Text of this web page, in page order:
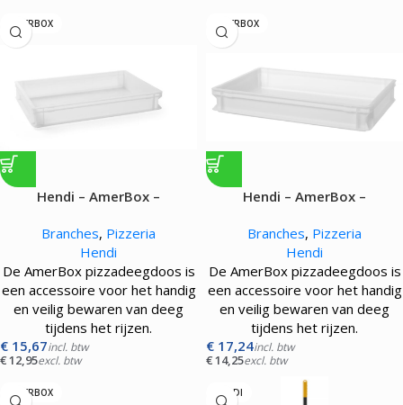
AMERBOX
Hendi – AmerBox –
14L
Branches, Pizzeria
Hendi
De AmerBox pizzadeegdoos is
een accessoire voor het handig
en veilig bewaren van deeg
tijdens het rijzen.
€ 15,67incl. btw
€12,95excl. btw
AMERBOX
Hendi – AmerBox –
18L
Branches, Pizzeria
Hendi
De AmerBox pizzadeegdoos is
een accessoire voor het handig
en veilig bewaren van deeg
tijdens het rijzen.
€ 17,24incl. btw
€14,25excl. btw
AMERBOX HENDI